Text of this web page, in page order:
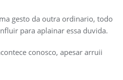
gesto da outra ordinario, todo
para aplainar essa duvida.
conosco, apesar arruii